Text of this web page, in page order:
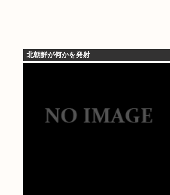
北朝鮮が何かを発射